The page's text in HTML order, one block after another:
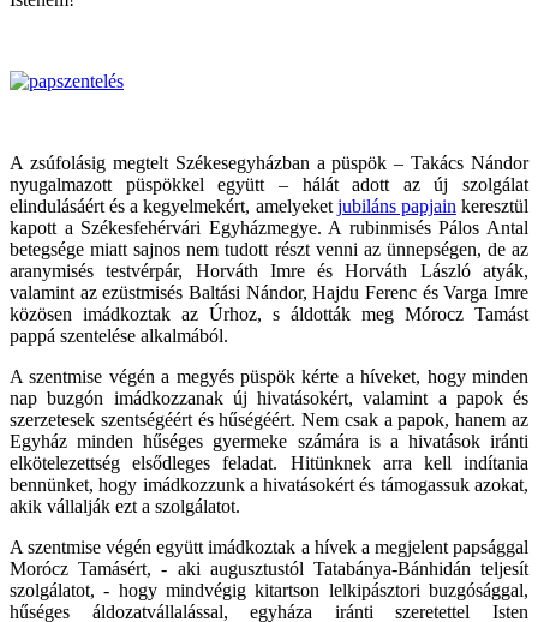
A zsúfolásig megtelt Székesegyházban a püspök – Takács Nándor
nyugalmazott püspökkel együtt – hálát adott az új szolgálat
elindulásáért és a kegyelmekért, amelyeket jubiláns papjain keresztül
kapott a Székesfehérvári Egyházmegye. A rubinmisés Pálos Antal
betegsége miatt sajnos nem tudott részt venni az ünnepségen, de az
aranymisés testvérpár, Horváth Imre és Horváth László atyák,
valamint az ezüstmisés Baltási Nándor, Hajdu Ferenc és Varga Imre
közösen imádkoztak az Úrhoz, s áldották meg Mórocz Tamást
pappá szentelése alkalmából.
A szentmise végén a megyés püspök kérte a híveket, hogy minden
nap buzgón imádkozzanak új hivatásokért, valamint a papok és
szerzetesek szentségéért és hűségéért. Nem csak a papok, hanem az
Egyház minden hűséges gyermeke számára is a hivatások iránti
elkötelezettség elsődleges feladat. Hitünknek arra kell indítania
bennünket, hogy imádkozzunk a hivatásokért és támogassuk azokat,
akik vállalják ezt a szolgálatot.
A szentmise végén együtt imádkoztak a hívek a megjelent papsággal
Morócz Tamásért, - aki augusztustól Tatabánya-Bánhidán teljesít
szolgálatot, - hogy mindvégig kitartson lelkipásztori buzgósággal,
hűséges áldozatvállalással, egyháza iránti szeretettel Isten